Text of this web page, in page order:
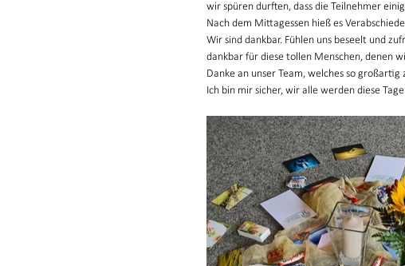
wir spüren durften, dass die Teilnehmer
Nach dem Mittagessen hieß es
Wir sind dankbar. Fühlen uns beseelt und
dankbar für diese tollen Menschen, denen
Danke an unser Team, welches so
Ich bin mir sicher, wir alle werden diese